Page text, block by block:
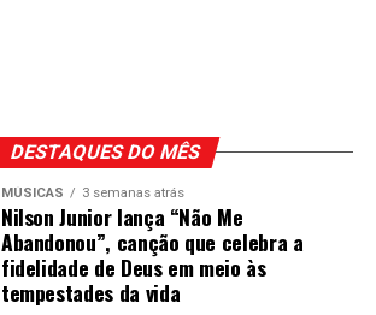
DESTAQUES DO MÊS
MÚSICAS 3 semanas atrás
Nilson Junior lança “Não Me
Abandonou”, canção que celebra a
fidelidade de Deus em meio às
tempestades da vida